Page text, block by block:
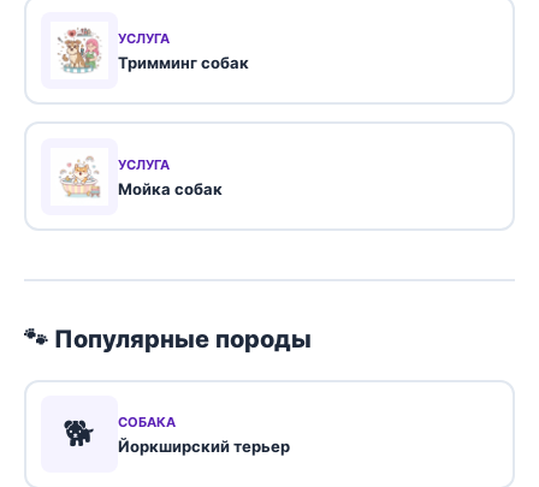
УСЛУГА
Тримминг собак
УСЛУГА
Мойка собак
🐾 Популярные породы
🐕 СОБАКА
Йоркширский терьер